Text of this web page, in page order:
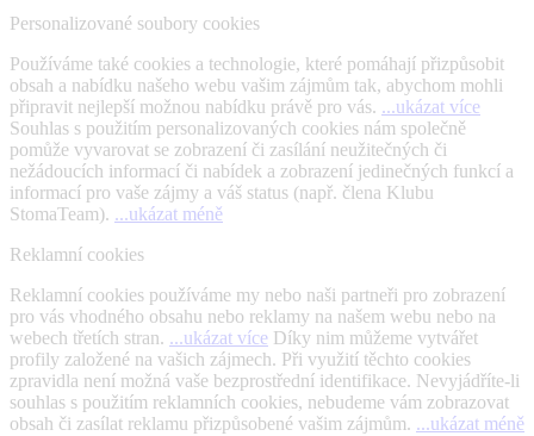
Personalizované soubory cookies
Používáme také cookies a technologie, které pomáhají přizpůsobit
obsah a nabídku našeho webu vašim zájmům tak, abychom mohli
připravit nejlepší možnou nabídku právě pro vás. ...ukázat více
Souhlas s použitím personalizovaných cookies nám společně
pomůže vyvarovat se zobrazení či zasílání neužitečných či
nežádoucích informací či nabídek a zobrazení jedinečných funkcí a
informací pro vaše zájmy a váš status (např. člena Klubu
StomaTeam). ...ukázat méně
Reklamní cookies
Reklamní cookies používáme my nebo naši partneři pro zobrazení
pro vás vhodného obsahu nebo reklamy na našem webu nebo na
webech třetích stran. ...ukázat více Díky nim můžeme vytvářet
profily založené na vašich zájmech. Při využití těchto cookies
zpravidla není možná vaše bezprostřední identifikace. Nevyjádříte-li
souhlas s použitím reklamních cookies, nebudeme vám zobrazovat
obsah či zasílat reklamu přizpůsobené vašim zájmům. ...ukázat méně